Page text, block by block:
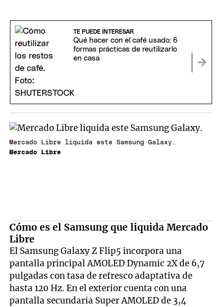
TE PUEDE INTERESAR
Qué hacer con el café usado: 6
formas prácticas de reutilizarlo
en casa
Mercado Libre liquida este Samsung Galaxy.
Mercado Libre
Cómo es el Samsung que liquida Mercado
Libre
El Samsung Galaxy Z Flip5 incorpora una
pantalla principal AMOLED Dynamic 2X de 6,7
pulgadas con tasa de refresco adaptativa de
hasta 120 Hz. En el exterior cuenta con una
pantalla secundaria Super AMOLED de 3,4